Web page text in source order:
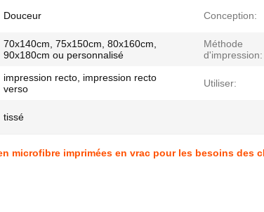
Douceur Conception:
70x140cm, 75x150cm, 80x160cm,
90x180cm ou personnalisé
Méthode
d'impression:
impression recto, impression recto
verso
Utiliser:
tissé
microfibre imprimées en vrac pour les besoins des